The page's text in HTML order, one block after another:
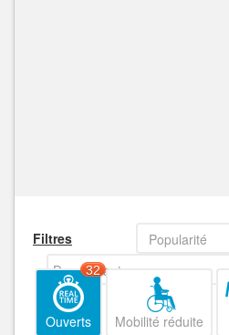
Filtres
Popularité
Decroissant
Ouverts
32
Mobilité réduite